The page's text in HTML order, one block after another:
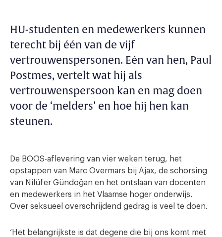
HU-studenten en medewerkers kunnen
terecht bij één van de vijf
vertrouwenspersonen. Eén van hen, Paul
Postmes, vertelt wat hij als
vertrouwenspersoon kan en mag doen
voor de ‘melders’ en hoe hij hen kan
steunen.
De BOOS-aflevering van vier weken terug, het
opstappen van Marc Overmars bij Ajax, de schorsing
van Nilüfer Gündoğan en het ontslaan van docenten
en medewerkers in het Vlaamse hoger onderwijs.
Over seksueel overschrijdend gedrag is veel te doen.
‘Het belangrijkste is dat degene die bij ons komt met